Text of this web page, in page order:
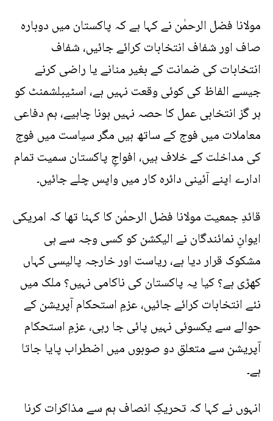
مولانا فضل الرحمٰن نے کہا ہے کہ پاکستان میں دوبارہ
صاف اور شفاف انتخابات کرائے جائیں، شفاف
انتخابات کی ضمانت کے بغیر منانے یا راضی کرنے
جیسے الفاظ کی کوئی وقعت نہیں ہے، اسٹیبلشمنٹ کو
ہر گز انتخابی عمل کا حصہ نہیں ہونا چاہیے، ہم دفاعی
معاملات میں فوج کے ساتھ ہیں مگر سیاست میں فوج
کی مداخلت کے خلاف ہیں، افواجِ پاکستان سمیت تمام
ادارے اپنے آئینی دائرہ کار میں واپس چلے جائیں۔
قائدِ جمعیت مولانا فضل الرحمٰن کا کہنا تھا کہ امریکی
ایوانِ نمائندگان نے الیکشن کو کسی وجہ سے ہی
مشکوک قرار دیا ہے، ریاست اور خارجہ پالیسی کہاں
کھڑی ہے؟ کیا یہ پاکستان کی ناکامی نہیں؟ ملک میں
نئے انتخابات کرائے جائیں، عزمِ استحکام آپریشن کے
حوالے سے یکسوئی نہیں پائی جا رہی، عزمِ استحکام
آپریشن سے متعلق دو صوبوں میں اضطراب پایا جاتا
ہے۔
انہوں نے کہا کہ تحریکِ انصاف ہم سے مذاکرات کرنا